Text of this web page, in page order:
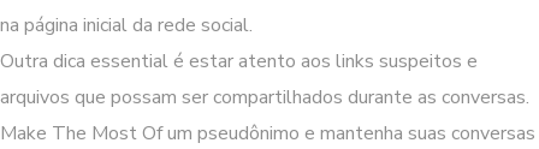
na página inicial da rede social.
Outra dica essential é estar atento aos links suspeitos e
arquivos que possam ser compartilhados durante as conversas.
Make The Most Of um pseudônimo e mantenha suas conversas